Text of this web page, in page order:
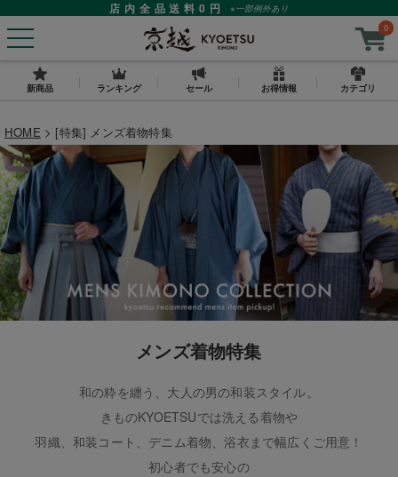
店内全品送料0円
※一部例外あり
0
新商品 ランキング セール お得情報 カテゴリ
HOME [特集] メンズ着物特集
メンズ着物特集
和の粋を纏う、大人の男の和装スタイル。
きものKYOETSUでは洗える着物や
羽織、和装コート、デニム着物、浴衣まで幅広くご用意！
初心者でも安心の